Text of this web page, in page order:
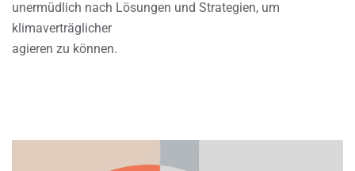
unermüdlich nach Lösungen und Strategien, um
klimaverträglicher
agieren zu können.